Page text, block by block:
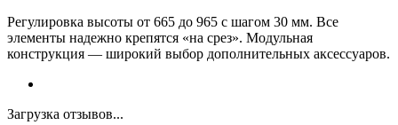
Регулировка высоты от 665 до 965 с шагом 30 мм. Все
элементы надежно крепятся «на срез». Модульная
конструкция — широкий выбор дополнительных аксессуаров.
Загрузка отзывов...